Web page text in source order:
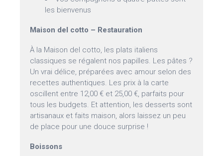
les bienvenus
Maison del cotto – Restauration
À la Maison del cotto, les plats italiens
classiques se régalent nos papilles. Les pâtes ?
Un vrai délice, préparées avec amour selon des
recettes authentiques. Les prix à la carte
oscillent entre 12,00 € et 25,00 €, parfaits pour
tous les budgets. Et attention, les desserts sont
artisanaux et faits maison, alors laissez un peu
de place pour une douce surprise !
Boissons